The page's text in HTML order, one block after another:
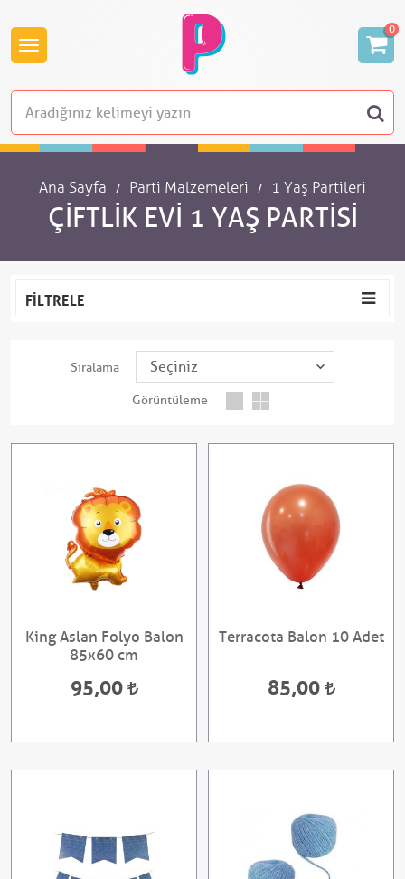
0
Ana Sayfa Parti Malzemeleri 1 Yaş Partileri
ÇIFTLIK EVI 1 YAŞ PARTISI
FILTRELE
Sıralama
Görüntüleme
King Aslan Folyo Balon
85x60 cm
95,00
Terracota Balon 10 Adet
85,00